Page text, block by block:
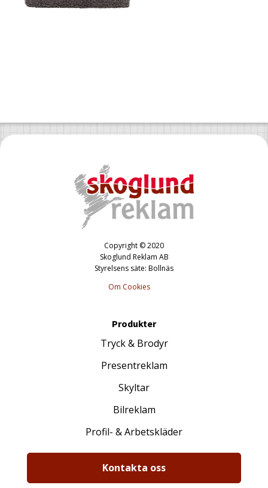
Copyright © 2020
Skoglund Reklam AB
Styrelsens säte: Bollnäs
Om Cookies
Produkter
Tryck & Brodyr
Presentreklam
Skyltar
Bilreklam
Profil- & Arbetskläder
Kontakta oss